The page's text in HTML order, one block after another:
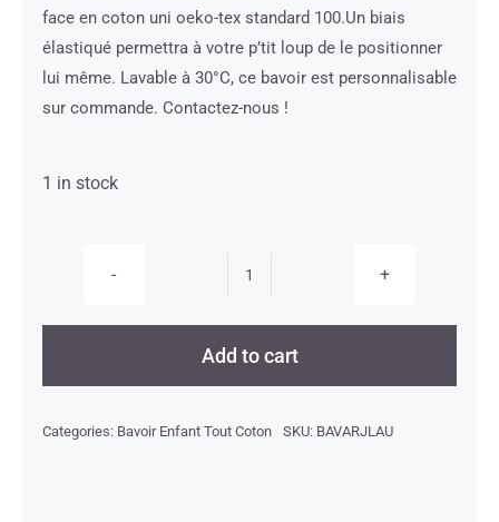
face en coton uni oeko-tex standard 100.Un biais
élastiqué permettra à votre p’tit loup de le positionner
lui même. Lavable à 30°C, ce bavoir est personnalisable
sur commande. Contactez-nous !
1 in stock
en
Ciel
Add to cart
Categories: Bavoir Enfant Tout Coton SKU: BAVARJLAU